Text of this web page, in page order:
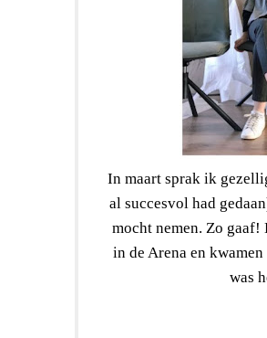
In maart sprak ik
al succesvol had
mocht nemen. Zo
in de Arena en
was